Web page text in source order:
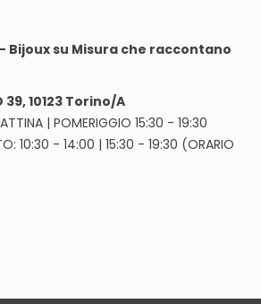
Bijoux su Misura che raccontano
39, 10123 Torino/A
| POMERIGGIO 15:30 - 19:30
10:30 - 14:00 | 15:30 - 19:30 (ORARIO